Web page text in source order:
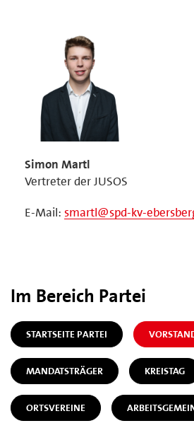
Simon Martl
Vertreter der JUSOS
E-Mail: smartl@spd-kv-
Im Bereich Partei
STARTSEITE PARTEI
MANDATSTRÄGER KREISTAG
ORTSVEREINE